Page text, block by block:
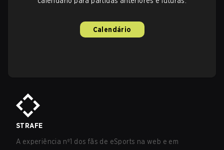
Calendário
STRAFE
A experiência nº1 dos fãs de eSports na web e em